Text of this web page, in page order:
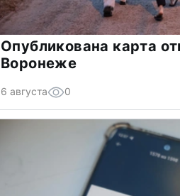
Опубликована карта
Воронеже
6 августа 0